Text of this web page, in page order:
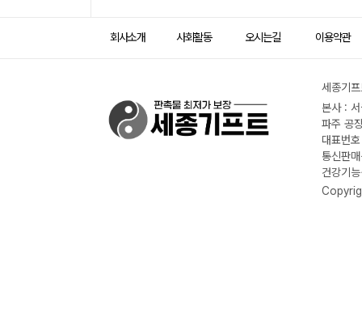
회사소개 사회활동 오시는길 이용약관
세종기
본사 :
파주 공
대표번
통신판
건강기